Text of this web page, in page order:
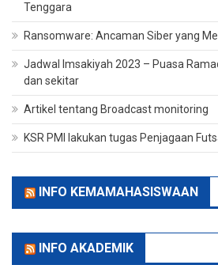
Tenggara
Ransomware: Ancaman Siber yang
Jadwal Imsakiyah 2023 – Puasa
dan sekitar
Artikel tentang Broadcast monitoring
KSR PMI lakukan tugas Penjagaan
INFO KEMAMAHASISWAAN
INFO AKADEMIK